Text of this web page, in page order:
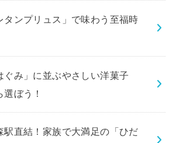
タンプリュス」で味わう至福時
ぐみ」に並ぶやさしい洋菓子
ぼう！
駅直結！家族で大満足の「ひだ